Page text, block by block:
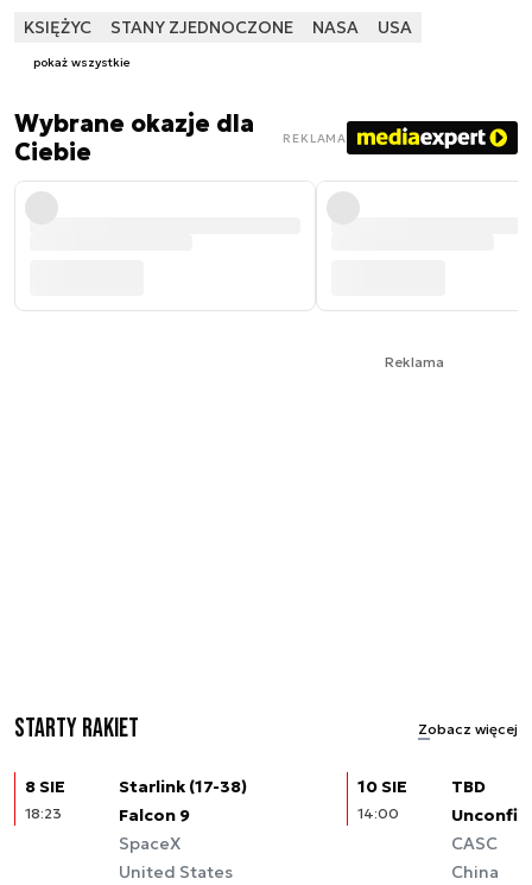
KSIĘŻYC STANY ZJEDNOCZONE NASA USA
pokaż wszystkie
Wybrane okazje dla
Ciebie
REKLAMA
Reklama
Starty rakiet Zobacz więcej
8 SIE
18:23
Starlink (17-38)
Falcon 9
SpaceX
United States
10 SIE
14:00
TBD
CASC
China